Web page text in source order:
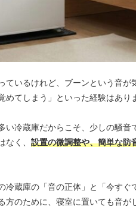
ているけれど、ブーンという音
めてしまう」といった経験はあり
い冷蔵庫だからこそ、少しの騒
なく、 設置の微調整や、簡単な防
冷蔵庫の「音の正体」と「今すぐ
方のために、寝室に置いても音が